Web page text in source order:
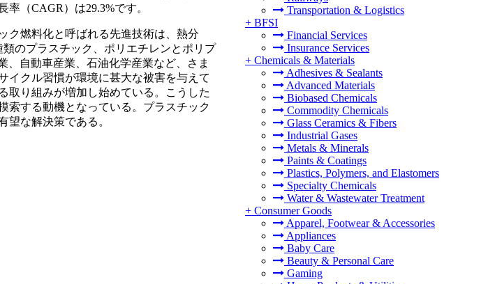
Transportation & Logistics
+ BFSI
Financial Services
Insurance Services
+ Chemicals & Materials
Adhesives & Sealants
Advanced Materials
Biobased Chemicals
Commodity Chemicals
Glass Ceramics & Fibers
Industrial Gases
Metals & Minerals
Paints & Coatings
Plastics, Polymers, and Elastomers
Specialty Chemicals
Water & Wastewater Treatment
+ Consumer Goods
Apparel, Footwear & Accessories
Appliances
Baby Care
Beauty & Personal Care
Gaming
（CAGR）は29.3%です。
ク燃料化と呼ばれる先進技術は、熱分
のプラスチック、ポリエチレンとポリプ
、自動車産業、石油化学産業など、さま
イクル習慣が環境に甚大な被害を与えて
取り組みが増加し始めている。こうした
索する動機となっている。プラスチック
望な解決策である。